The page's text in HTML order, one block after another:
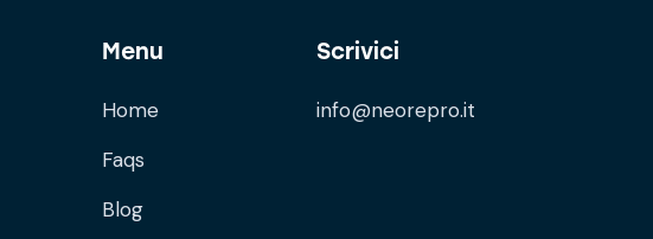
Menu
Home
Faqs
Blog
Scrivici
info@neorepro.it